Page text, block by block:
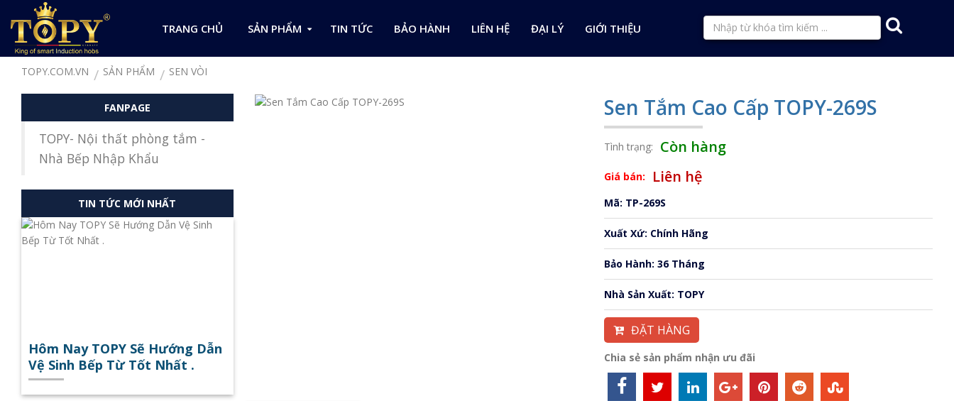
TRANG CHỦ SẢN PHẨM TIN TỨC BẢO HÀNH LIÊN HỆ ĐẠI LÝ GIỚI THIỆU
TOPY.COM.VN SẢN PHẨM SEN VÒI
FANPAGE
TOPY- Nội thất phòng tắm -
Nhà Bếp Nhập Khẩu
TIN TỨC MỚI NHẤT
Hôm Nay TOPY Sẽ Hướng Dẫn
Vệ Sinh Bếp Từ Tốt Nhất .
Sen Tắm Cao Cấp TOPY-269S
Tình trạng: Còn hàng
Giá bán: Liên hệ
Mã: TP-269S
Xuất Xứ: Chính Hãng
Bảo Hành: 36 Tháng
Nhà Sản Xuất: TOPY
ĐẶT HÀNG
Chia sẻ sản phẩm nhận ưu đãi